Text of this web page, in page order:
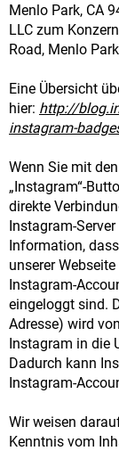
Menlo Park, CA
LLC zum
Road, Menlo
Eine Übersicht
hier: http://
instagram-
Wenn Sie mit
„Instagram“-
direkte
Instagram-
Information,
unserer
Instagram-
eingeloggt sind.
Adresse) wird
Instagram in die
Dadurch kann
Instagram-
Wir weisen
Kenntnis vom